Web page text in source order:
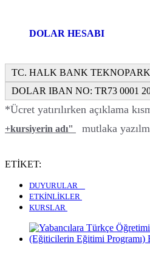
DOLAR HESABI
TC. HALK BANK
DOLAR IBAN NO: TR73 0001
*Ücret yatırılırken açıklama
+kursiyerin adı"
mutlaka
ETİKET:
DUYURULAR
ETKİNLİKLER
KURSLAR